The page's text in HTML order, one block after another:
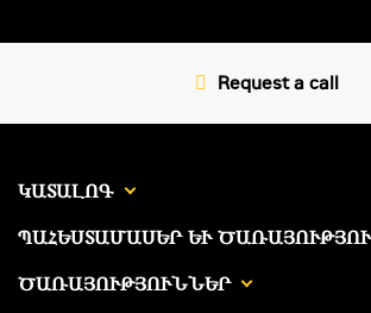
Request a call
ԿԱՏԱԼՈԳ
ՊԱՀԵՍՏԱՄԱՍԵՐ ԵՒ
ԾԱՌԱՅՈՒԹՅՈՒՆՆԵՐ